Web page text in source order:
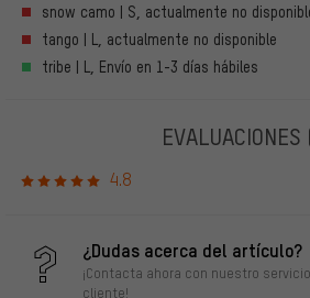
snow camo | S, actualmente no
tango | L, actualmente no disponible
tribe | L, Envío en 1-3 días hábiles
EVALUACIONES
4.8
¿Dudas acerca del artículo?
¡Contacta ahora con nuestro
cliente!